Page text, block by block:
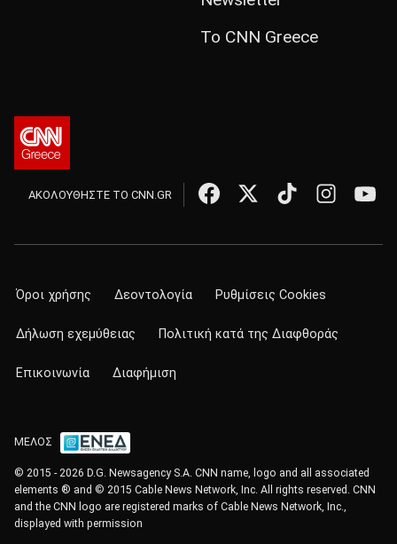
Το CNN Greece
ΑΚΟΛΟΥΘΗΣΤΕ ΤΟ CNN.GR
Όροι χρήσης Δεοντολογία Ρυθμίσεις Cookies
Δήλωση εχεμύθειας Πολιτική κατά της Διαφθοράς
Επικοινωνία Διαφήμιση
ΜΕΛΟΣ
© 2015 - 2026 D.G. Newsagency S.A. CNN name, logo and all associated
elements ® and © 2015 Cable News Network, Inc. All rights reserved. CNN
and the CNN logo are registered marks of Cable News Network, Inc.,
displayed with permission